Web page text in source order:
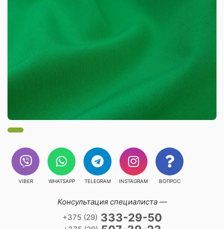
VIBER WHATSAPP TELEGRAM INSTAGRAM ВОПРОС
Консультация специалиста —
+375 (29) 333-29-50